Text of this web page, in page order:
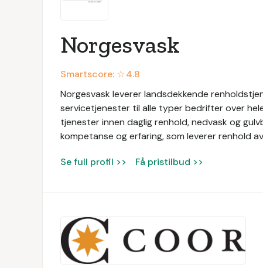
Norgesvask
Smartscore: ☆4.8
Norgesvask leverer landsdekkende
servicetjenester til alle typer bedrifter over
tjenester innen daglig renhold, nedvask og
kompetanse og erfaring, som leverer renhold
Se full profil >> Få pristilbud >>